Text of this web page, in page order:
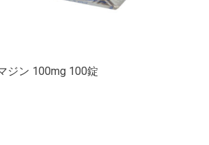
ジン 100mg 100錠